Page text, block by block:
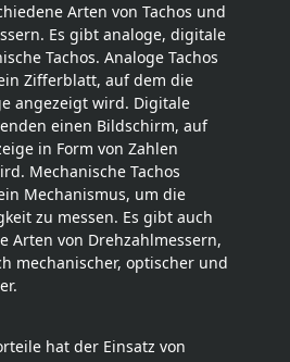
Arten von Tachos und
Es gibt analoge, digitale
Tachos. Analoge Tachos
Zifferblatt, auf dem die
angezeigt wird. Digitale
einen Bildschirm, auf
in Form von Zahlen
Mechanische Tachos
Mechanismus, um die
zu messen. Es gibt auch
Arten von Drehzahlmessern,
mechanischer, optischer und
hat der Einsatz von